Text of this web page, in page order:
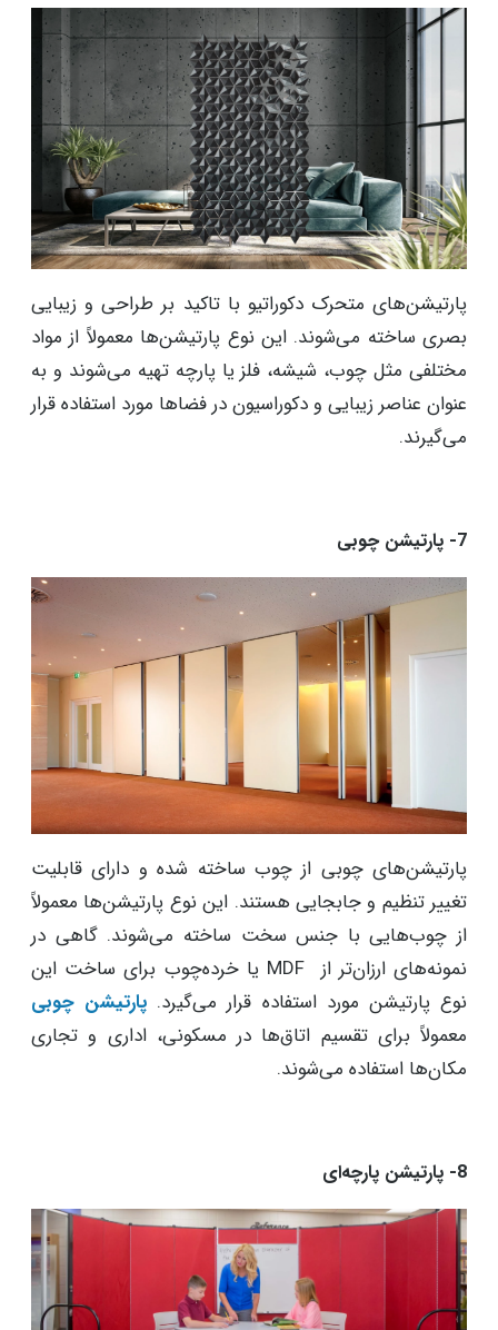
پارتیشن‌های متحرک دکوراتیو با تاکید بر طراحی و زیبایی
بصری ساخته می‌شوند. این نوع پارتیشن‌ها معمولاً از مواد
مختلفی مثل چوب، شیشه، فلز یا پارچه تهیه می‌شوند و به
عنوان عناصر زیبایی و دکوراسیون در فضاها مورد استفاده قرار
می‌گیرند.
پارتیشن‌های چوبی از چوب ساخته شده و دارای قابلیت
تغییر تنظیم و جابجایی هستند. این نوع پارتیشن‌ها معمولاً
از چوب‌هایی با جنس سخت ساخته می‌شوند. گاهی در
نمونه‌های ارزان‌تر از MDF یا خرده‌چوب برای ساخت این
نوع پارتیشن مورد استفاده قرار می‌گیرد.پارتیشن‌ چوبی
معمولاً برای تقسیم اتاق‌ها در مسکونی، اداری و تجاری
مکان‌ها استفاده می‌شوند.